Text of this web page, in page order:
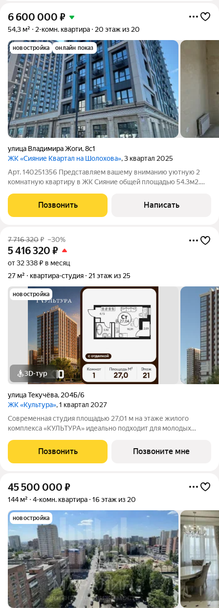
6 600 000 ₽
54,3 м² 2-комн. квартира 20 этаж из 20
новостройка онлайн показ
улица Владимира Жоги,8с1
ЖК «Сияние Квартал на Шолохова», 3 квартал 2025
Арт. 140251356 Представляем вашему вниманию уютную 2
комнатную квартиру в ЖК Сияние общей площадью 54.3м2.
стяжка, штукатурка, разводка электрики, проложены трассы
под сплит системы и добавлены точки
Позвонить Написать
7 716 320₽ –30%
5 416 320 ₽
от 32 338 ₽ в месяц
27 м²
квартира-студия 21 этаж из 25
новостройка
3D-тур
улица Текучёва, 204Б/6
ЖК «Культура», 1 квартал 2027
Современная студия площадью 27,01 м на этаже жилого
комплекса «КУЛЬТУРА» идеально подходит для молодых
инструментом для инвестиций. Общая жилая площадь м
позволяет создать уютное пространство
Позвонить Позвоните мне
45 500 000 ₽
144 м² 4-комн. квартира 16 этаж из 20
новостройка